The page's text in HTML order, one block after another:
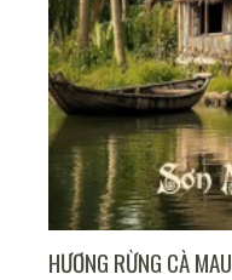
HƯƠNG RỪNG CÀ MAU